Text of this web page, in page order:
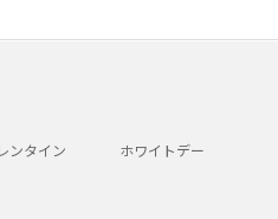
ンタイン ホワイトデー